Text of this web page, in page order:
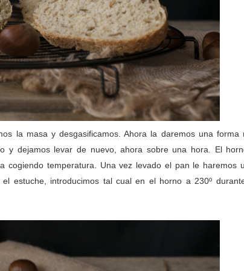
la masa y desgasificamos. Ahora la daremos una forma
y dejamos levar de nuevo, ahora sobre una hora. El
cogiendo temperatura. Una vez levado el pan le haremos
estuche, introducimos tal cual en el horno a 230º